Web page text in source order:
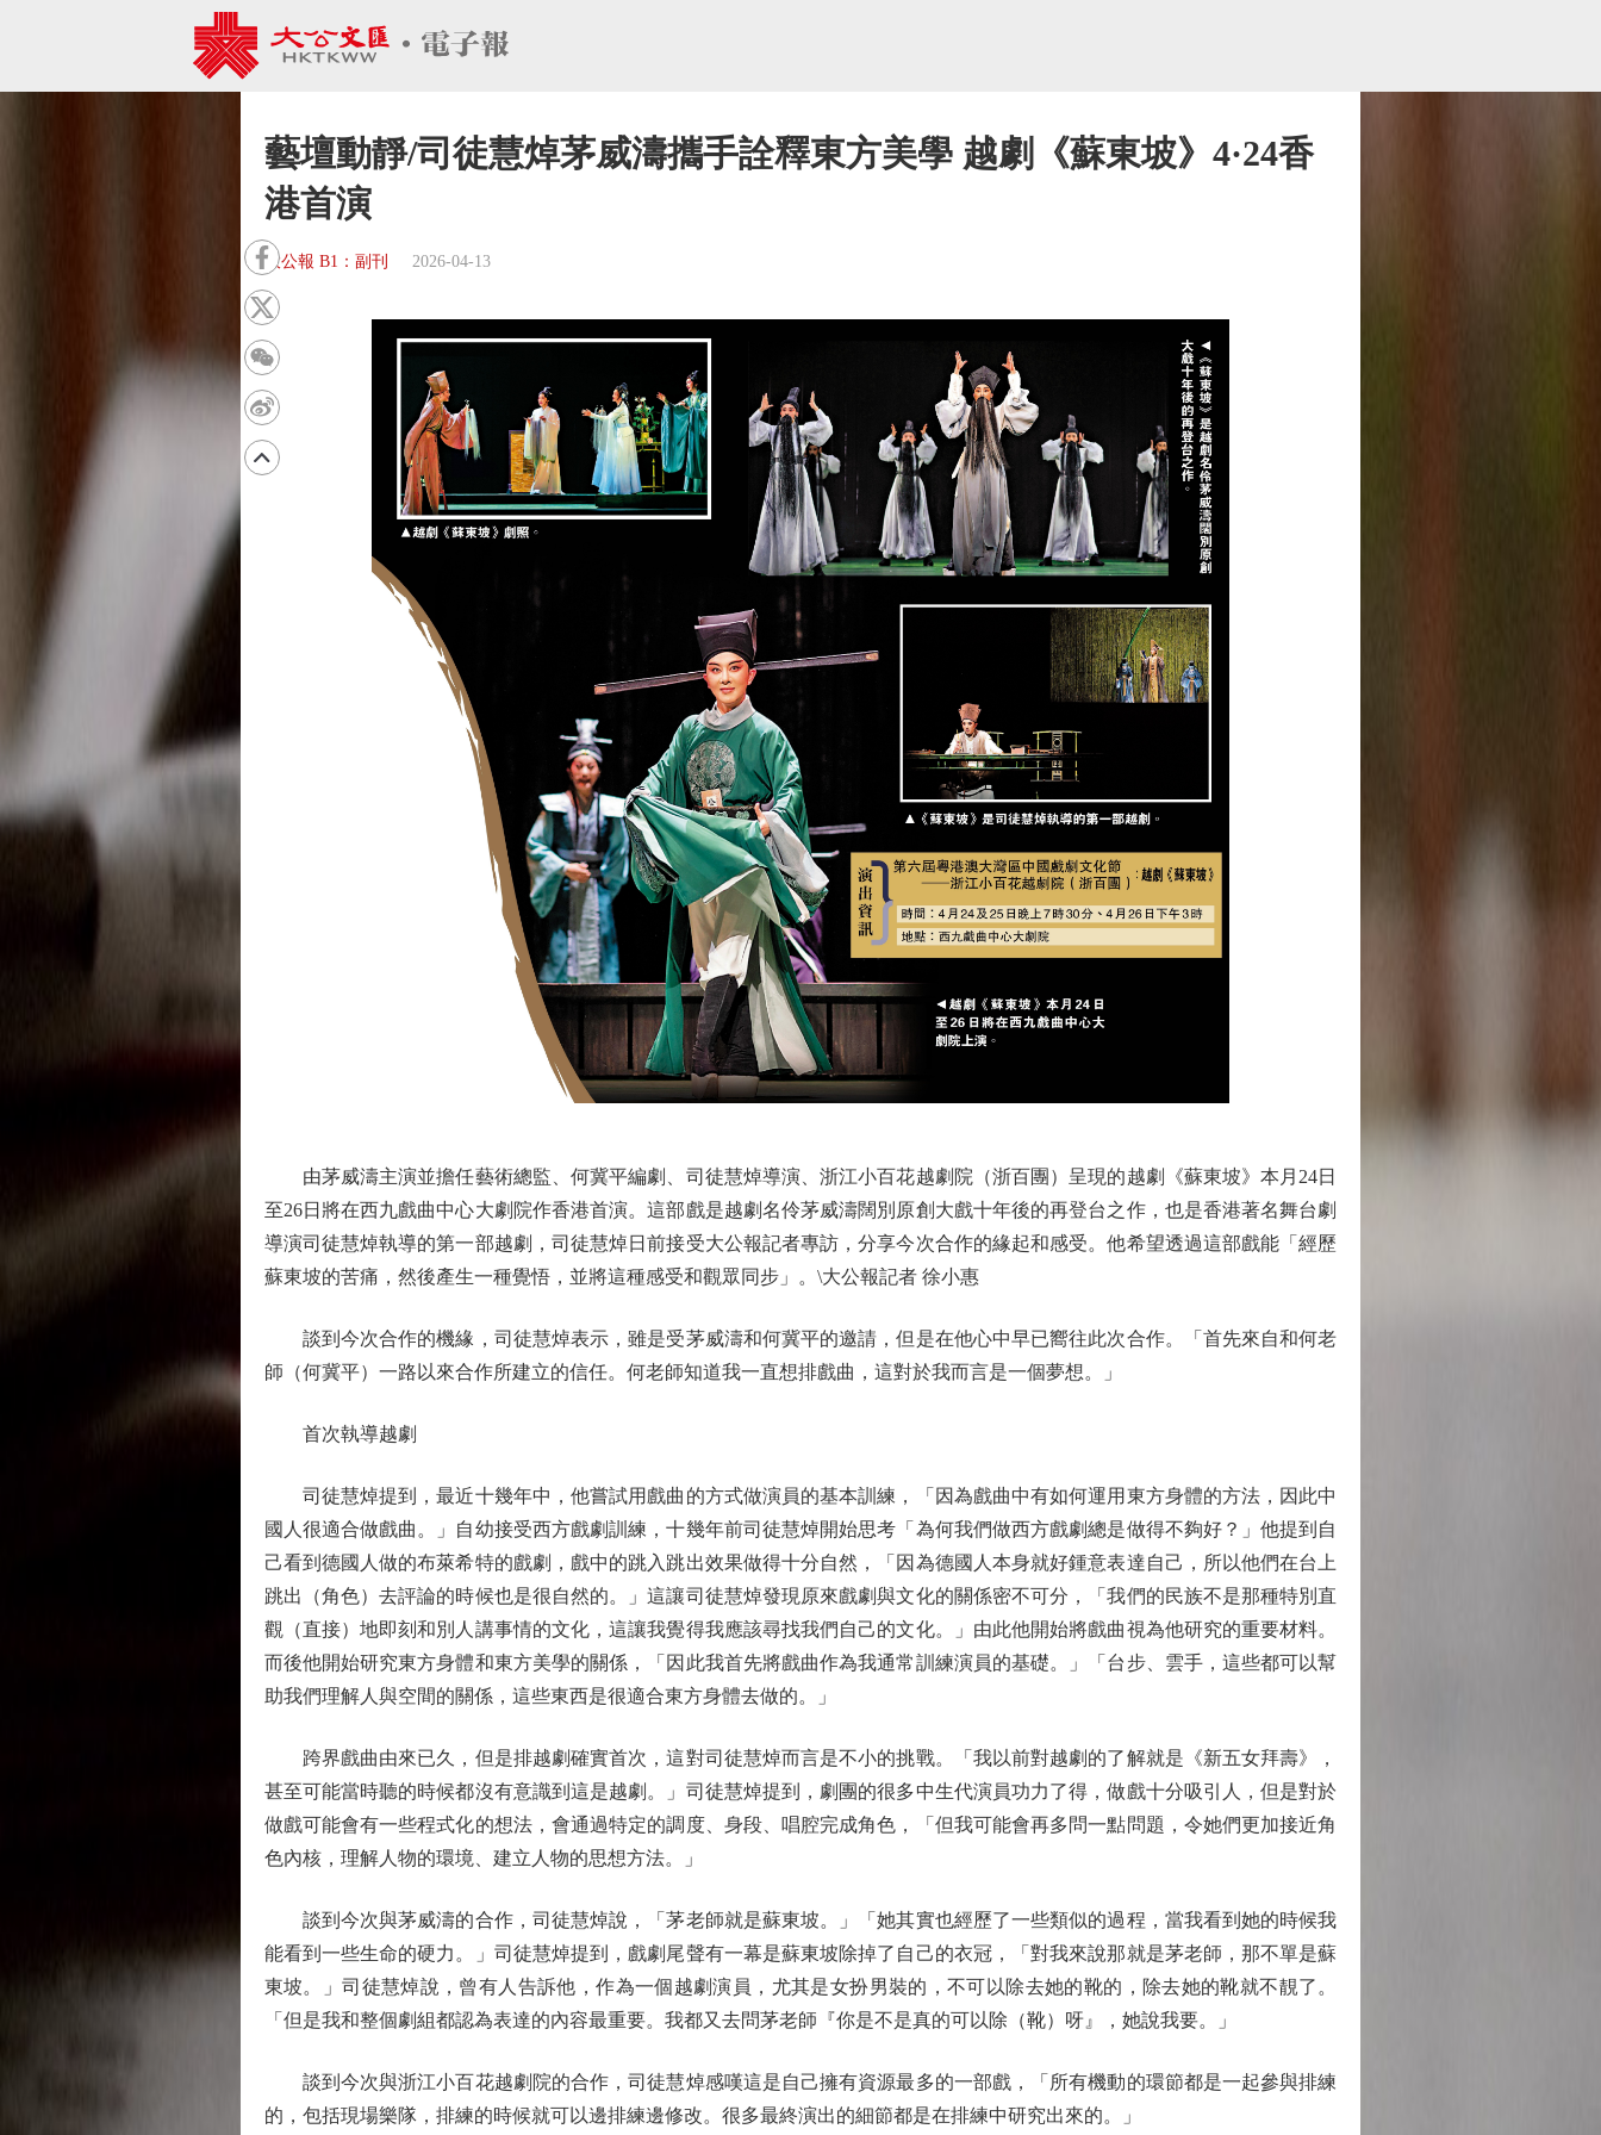
藝壇動靜/司徒慧焯茅威濤攜手詮釋東方美學 越劇《蘇東坡》4·24香
港首演
大公報 B1：副刊 2026-04-13
由茅威濤主演並擔任藝術總監、何冀平編劇、司徒慧焯導演、浙江小百花越劇院（浙百團）呈現的越劇《蘇東坡》本月24日
至26日將在西九戲曲中心大劇院作香港首演。這部戲是越劇名伶茅威濤闊別原創大戲十年後的再登台之作，也是香港著名舞台劇
導演司徒慧焯執導的第一部越劇，司徒慧焯日前接受大公報記者專訪，分享今次合作的緣起和感受。他希望透過這部戲能「經歷
蘇東坡的苦痛，然後產生一種覺悟，並將這種感受和觀眾同步」。\大公報記者 徐小惠
談到今次合作的機緣，司徒慧焯表示，雖是受茅威濤和何冀平的邀請，但是在他心中早已嚮往此次合作。「首先來自和何老
師（何冀平）一路以來合作所建立的信任。何老師知道我一直想排戲曲，這對於我而言是一個夢想。」
首次執導越劇
司徒慧焯提到，最近十幾年中，他嘗試用戲曲的方式做演員的基本訓練，「因為戲曲中有如何運用東方身體的方法，因此中
國人很適合做戲曲。」自幼接受西方戲劇訓練，十幾年前司徒慧焯開始思考「為何我們做西方戲劇總是做得不夠好？」他提到自
己看到德國人做的布萊希特的戲劇，戲中的跳入跳出效果做得十分自然，「因為德國人本身就好鍾意表達自己，所以他們在台上
跳出（角色）去評論的時候也是很自然的。」這讓司徒慧焯發現原來戲劇與文化的關係密不可分，「我們的民族不是那種特別直
觀（直接）地即刻和別人講事情的文化，這讓我覺得我應該尋找我們自己的文化。」由此他開始將戲曲視為他研究的重要材料。
而後他開始研究東方身體和東方美學的關係，「因此我首先將戲曲作為我通常訓練演員的基礎。」「台步、雲手，這些都可以幫
助我們理解人與空間的關係，這些東西是很適合東方身體去做的。」
跨界戲曲由來已久，但是排越劇確實首次，這對司徒慧焯而言是不小的挑戰。「我以前對越劇的了解就是《新五女拜壽》，
甚至可能當時聽的時候都沒有意識到這是越劇。」司徒慧焯提到，劇團的很多中生代演員功力了得，做戲十分吸引人，但是對於
做戲可能會有一些程式化的想法，會通過特定的調度、身段、唱腔完成角色，「但我可能會再多問一點問題，令她們更加接近角
色內核，理解人物的環境、建立人物的思想方法。」
談到今次與茅威濤的合作，司徒慧焯說，「茅老師就是蘇東坡。」「她其實也經歷了一些類似的過程，當我看到她的時候我
能看到一些生命的硬力。」司徒慧焯提到，戲劇尾聲有一幕是蘇東坡除掉了自己的衣冠，「對我來說那就是茅老師，那不單是蘇
東坡。」司徒慧焯說，曾有人告訴他，作為一個越劇演員，尤其是女扮男裝的，不可以除去她的靴的，除去她的靴就不靚了。
「但是我和整個劇組都認為表達的內容最重要。我都又去問茅老師『你是不是真的可以除（靴）呀』，她說我要。」
談到今次與浙江小百花越劇院的合作，司徒慧焯感嘆這是自己擁有資源最多的一部戲，「所有機動的環節都是一起參與排練
的，包括現場樂隊，排練的時候就可以邊排練邊修改。很多最終演出的細節都是在排練中研究出來的。」